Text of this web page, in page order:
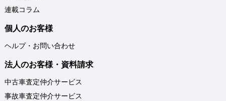
連載コラム
個人のお客様
ヘルプ・お問い合わせ
法人のお客様・資料請求
中古車査定仲介サービス
事故車査定仲介サービス